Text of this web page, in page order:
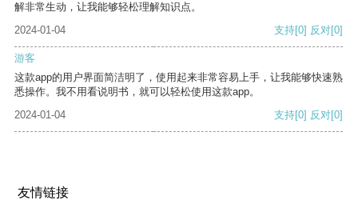
解非常生动，让我能够轻松理解知识点。
2024-01-04
支持[0] 反对[0]
游客
这款app的用户界面简洁明了，使用起来非常容易上手，让我能够快速熟
悉操作。我不用看说明书，就可以轻松使用这款app。
2024-01-04
支持[0] 反对[0]
友情链接